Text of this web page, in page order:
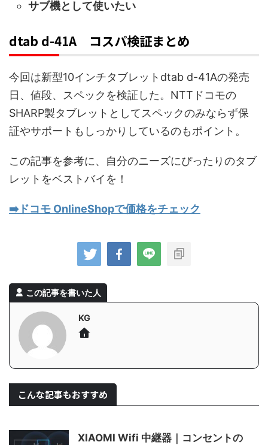
サブ機として使いたい
dtab d-41A コスパ検証まとめ
今回は新型10インチタブレットdtab d-41Aの発売
日、値段、スペックを検証した。NTTドコモの
SHARP製タブレットとしてスペックのみならず保
証やサポートもしっかりしているのもポイント。
この記事を参考に、自分のニーズにぴったりのタブ
レットをベストバイを！
➡️ドコモ OnlineShopで価格をチェック
この記事を書いた人
KG
こんな記事もおすすめ
XIAOMI Wifi 中継器｜コンセントの